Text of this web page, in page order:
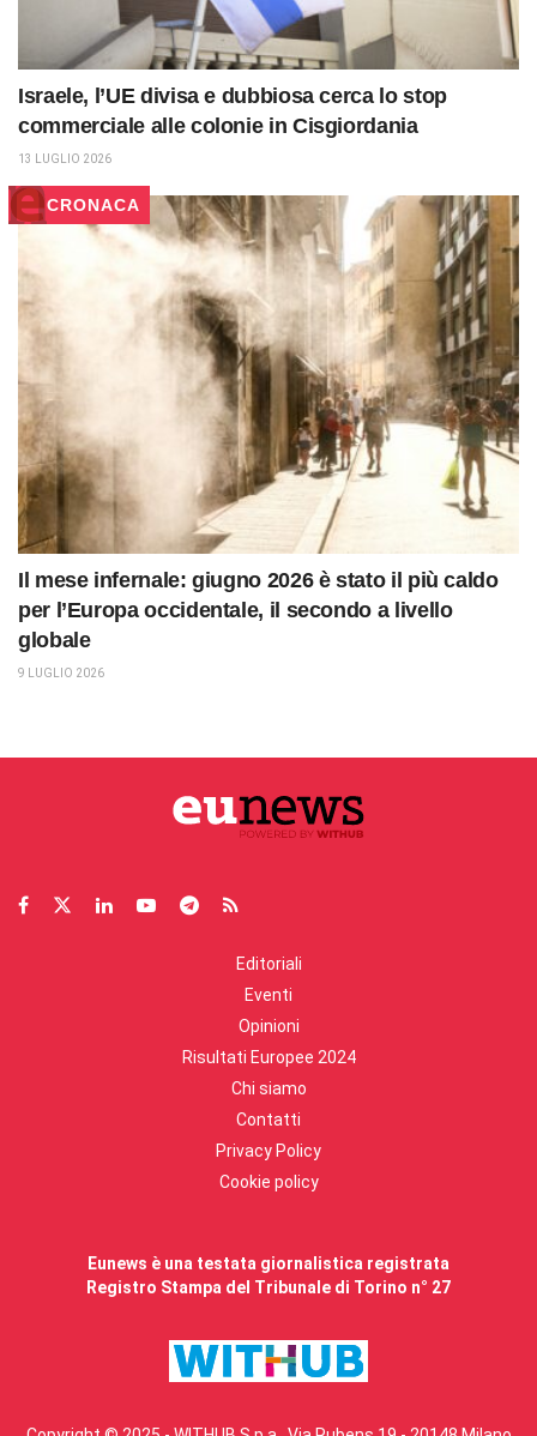
Israele, l’UE divisa e dubbiosa cerca lo stop
commerciale alle colonie in Cisgiordania
13 LUGLIO 2026
CRONACA
Il mese infernale: giugno 2026 è stato il più caldo
per l’Europa occidentale, il secondo a livello
globale
9 LUGLIO 2026
Editoriali
Eventi
Opinioni
Risultati Europee 2024
Chi siamo
Contatti
Privacy Policy
Cookie policy
Eunews è una testata giornalistica registrata
Registro Stampa del Tribunale di Torino n° 27